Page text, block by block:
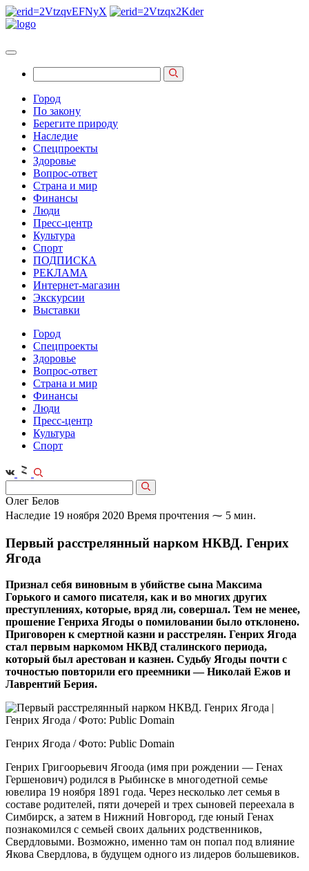
Город
По закону
Берегите природу
Наследие
Спецпроекты
Здоровье
Вопрос-ответ
Страна и мир
Финансы
Люди
Пресс-центр
Культура
Спорт
ПОДПИСКА
РЕКЛАМА
Интернет-магазин
Экскурсии
Выставки
Город
Спецпроекты
Здоровье
Вопрос-ответ
Страна и мир
Финансы
Люди
Пресс-центр
Культура
Спорт
Олег Белов
Наследие 19 ноября 2020 Время прочтения ⁓ 5 мин.
Первый расстрелянный нарком НКВД. Генрих
Ягода
Признал себя виновным в убийстве сына Максима
Горького и самого писателя, как и во многих других
преступлениях, которые, вряд ли, совершал. Тем не менее,
прошение Генриха Ягоды о помиловании было отклонено.
Приговорен к смертной казни и расстрелян. Генрих Ягода
стал первым наркомом НКВД сталинского периода,
который был арестован и казнен. Судьбу Ягоды почти с
точностью повторили его преемники — Николай Ежов и
Лаврентий Берия.
Генрих Ягода / Фото: Public Domain
Генрих Григоорьевич Ягоода (имя при рождении — Генах
Гершенович) родился в Рыбинске в многодетной семье
ювелира 19 ноября 1891 года. Через несколько лет семья в
составе родителей, пяти дочерей и трех сыновей переехала в
Симбирск, а затем в Нижний Новгород, где юный Генах
познакомился с семьей своих дальних родственников,
Свердловыми. Возможно, именно там он попал под влияние
Якова Свердлова, в будущем одного из лидеров большевиков.